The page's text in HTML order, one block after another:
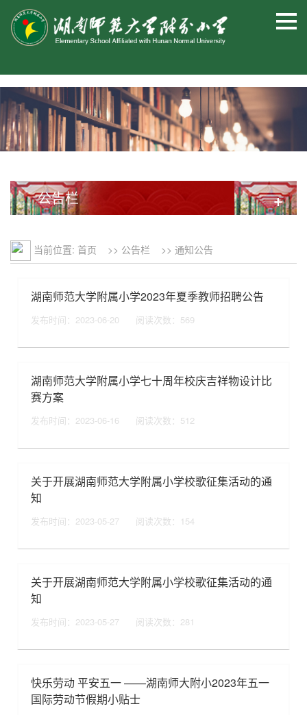
公告栏 +
当前位置: 首页 >> 公告栏 >> 通知公告
湖南师范大学附属小学2023年夏季教师招聘公告
发布时间：2023-06-20 阅读次数： 569
湖南师范大学附属小学七十周年校庆吉祥物设计比
赛方案
发布时间：2023-06-16 阅读次数： 512
关于开展湖南师范大学附属小学校歌征集活动的通
知
发布时间：2023-05-27 阅读次数： 154
关于开展湖南师范大学附属小学校歌征集活动的通
知
发布时间：2023-05-27 阅读次数： 281
快乐劳动 平安五一 ——湖南师大附小2023年五一
国际劳动节假期小贴士